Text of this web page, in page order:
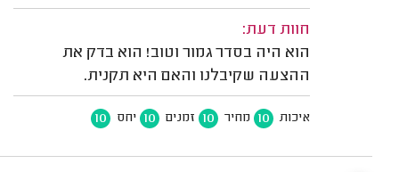
חוות דעת:
הוא היה בסדר גמור וטוב! הוא בדק את
ההצעה שקיבלנו והאם היא תקנית.
איכות 10 מחיר 10 זמנים 10 יחס 10